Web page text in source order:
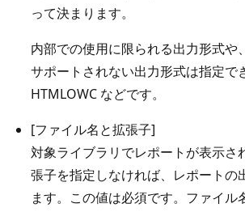
って決まります。
内部での使用に限られる出力形式
サポートされない出力形式は指定
HTMLOWC などです。
[ファイル名と拡張子]
対象ライブラリでレポートが表示
張子を指定しなければ、レポート
ます。この値は必須です。ファイル